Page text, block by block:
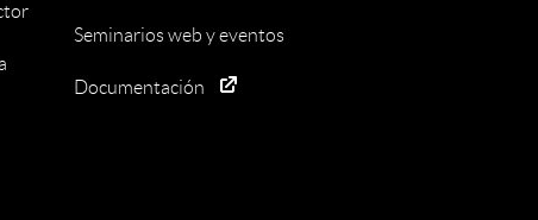
Seminarios web y eventos
Documentación